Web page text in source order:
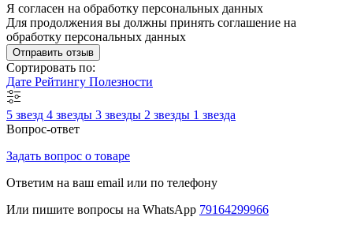
Я согласен на обработку персональных данных
Для продолжения вы должны принять соглашение на
обработку персональных данных
Отправить отзыв
Сортировать по:
Дате Рейтингу Полезности
5 звезд 4 звезды 3 звезды 2 звезды 1 звезда
Вопрос-ответ
Задать вопрос о товаре
Ответим на ваш email или по телефону
Или пишите вопросы на WhatsApp 79164299966